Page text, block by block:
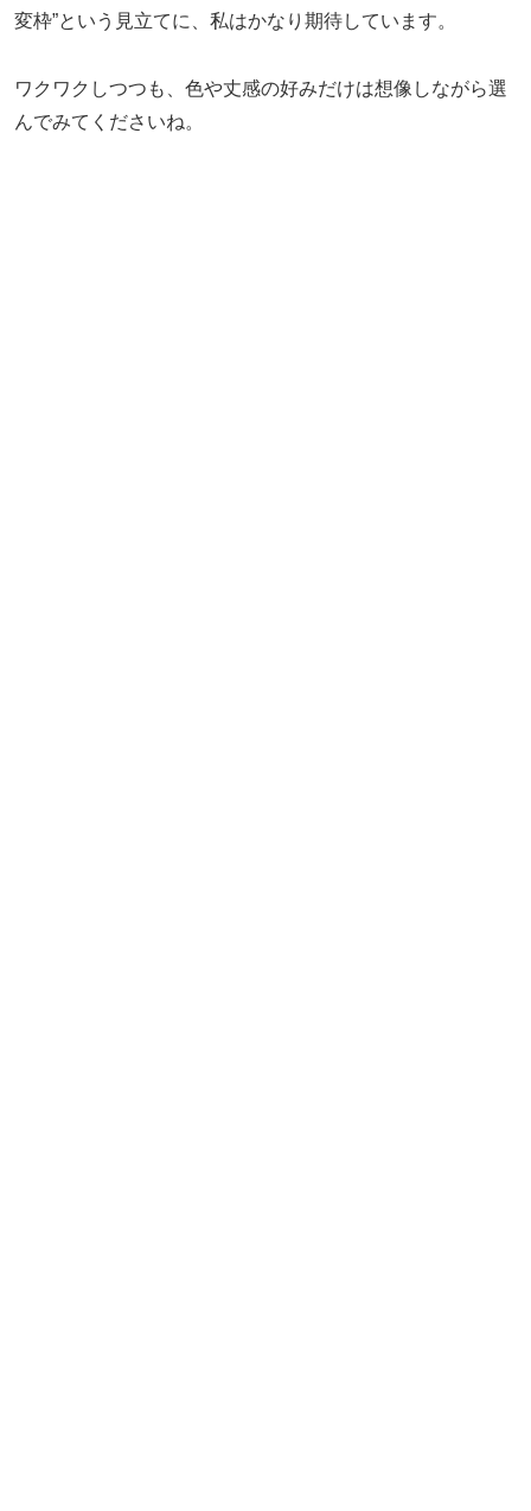
変枠”という見立てに、私はかなり期待しています。
ワクワクしつつも、色や丈感の好みだけは想像しながら選
んでみてくださいね。